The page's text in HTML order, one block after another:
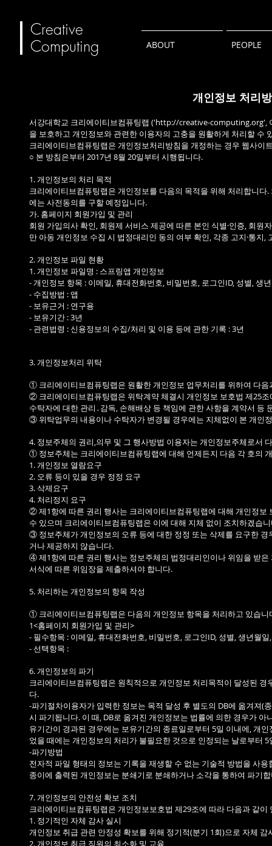
Creative
Computing
ABOUT PEOPLE
개인정보 처리
서강대학교 크리에이티브컴퓨팅랩 ('http://creative-computing.org',
을 보호하고 개인정보와 관련한 이용자의 고충을 원활하게 처리할 수
크리에이티브컴퓨팅랩은 개인정보처리방침을 개정하는 경우 웹사이
○ 본 방침은부터 2017년 8월 20일부터 시행됩니다.
1. 개인정보의 처리 목적
크리에이티브컴퓨팅랩은 개인정보를 다음의 목적을 위해 처리합니
에는 사전동의를 구할 예정입니다.
가. 홈페이지 회원가입 및 관리
회원 가입의사 확인, 회원제 서비스 제공에 따른 본인 식별·인증, 회
만 아동 개인정보 수집 시 법정대리인 동의 여부 확인, 각종 고지·통
2. 개인정보 파일 현황
1. 개인정보 파일명 : 스프링앱 개인정보
- 개인정보 항목 : 이메일, 휴대전화번호, 비밀번호, 로그인ID, 성별, 생
- 수집방법 : 앱
- 보유근거 : 연구용
- 보유기간 : 3년
- 관련법령 : 신용정보의 수집/처리 및 이용 등에 관한 기록 : 3년
3. 개인정보처리 위탁
① 크리에이티브컴퓨팅랩은 원활한 개인정보 업무처리를 위하여 다
② 크리에이티브컴퓨팅랩은 위탁계약 체결시 개인정보 보호법 제25
수탁자에 대한 관리․감독, 손해배상 등 책임에 관한 사항을 계약서
③ 위탁업무의 내용이나 수탁자가 변경될 경우에는 지체없이 본 개인
4. 정보주체의 권리,의무 및 그 행사방법 이용자는 개인정보주체로서
① 정보주체는 크리에이티브컴퓨팅랩에 대해 언제든지 다음 각 호의
1. 개인정보 열람요구
2. 오류 등이 있을 경우 정정 요구
3. 삭제요구
4. 처리정지 요구
② 제1항에 따른 권리 행사는 크리에이티브컴퓨팅랩에 대해 개인정보
수 있으며 크리에이티브컴퓨팅랩은 이에 대해 지체 없이 조치하겠습
③ 정보주체가 개인정보의 오류 등에 대한 정정 또는 삭제를 요구한
거나 제공하지 않습니다.
④ 제1항에 따른 권리 행사는 정보주체의 법정대리인이나 위임을 받
서식에 따른 위임장을 제출하셔야 합니다.
5. 처리하는 개인정보의 항목 작성
① 크리에이티브컴퓨팅랩은 다음의 개인정보 항목을 처리하고 있습니
1<홈페이지 회원가입 및 관리>
- 필수항목 : 이메일, 휴대전화번호, 비밀번호, 로그인ID, 성별, 생년월
- 선택항목 :
6. 개인정보의 파기
크리에이티브컴퓨팅랩은 원칙적으로 개인정보 처리목적이 달성된
다.
-파기절차이용자가 입력한 정보는 목적 달성 후 별도의 DB에 옮겨져(
시 파기됩니다. 이 때, DB로 옮겨진 개인정보는 법률에 의한 경우가
유기간이 경과된 경우에는 보유기간의 종료일로부터 5일 이내에, 개
었을 때에는 개인정보의 처리가 불필요한 것으로 인정되는 날로부터
-파기방법
전자적 파일 형태의 정보는 기록을 재생할 수 없는 기술적 방법을 사용
종이에 출력된 개인정보는 분쇄기로 분쇄하거나 소각을 통하여 파기
7. 개인정보의 안전성 확보 조치
크리에이티브컴퓨팅랩은 개인정보보호법 제29조에 따라 다음과 같
1. 정기적인 자체 감사 실시
개인정보 취급 관련 안정성 확보를 위해 정기적(분기 1회)으로 자체 감
2. 개인정보 취급 직원의 최소화 및 교육